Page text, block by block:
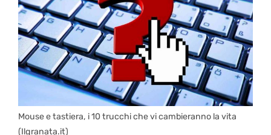
Mouse e tastiera, i 10 trucchi che vi cambieranno la vita
(Ilgranata.it)